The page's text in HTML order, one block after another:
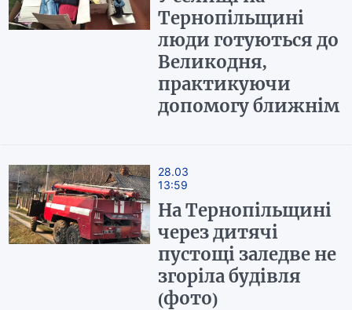
Тернопільщині
люди готуються до
Великодня,
практикуючи
допомогу ближнім
28.03
13:59
На Тернопільщині
через дитячі
пустощі заледве не
згоріла будівля
(фото)